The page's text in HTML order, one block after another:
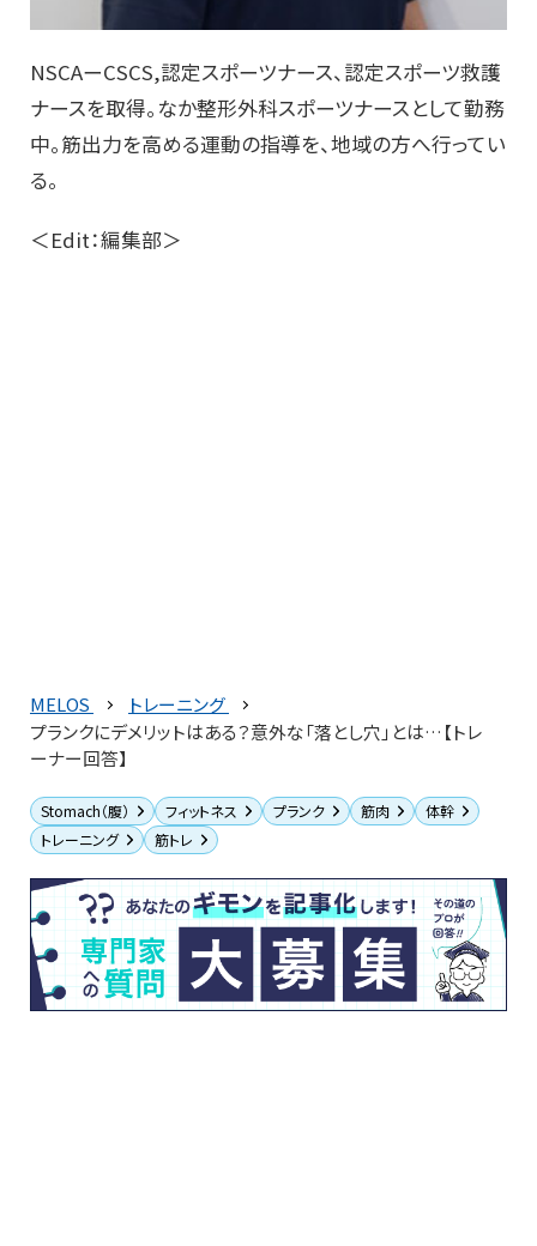
NSCAーCSCS,認定スポーツナース、認定スポーツ救護
ナースを取得。なか整形外科スポーツナースとして勤務
中。筋出力を高める運動の指導を、地域の方へ行ってい
る。
＜Edit：編集部＞
MELOS
トレーニング
プランクにデメリットはある？意外な「落とし穴」とは…【トレ
ーナー回答】
Stomach（腹） フィットネス プランク 筋肉
体幹
トレーニング
筋トレ